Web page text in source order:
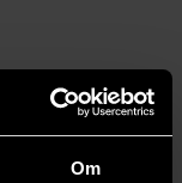
Om